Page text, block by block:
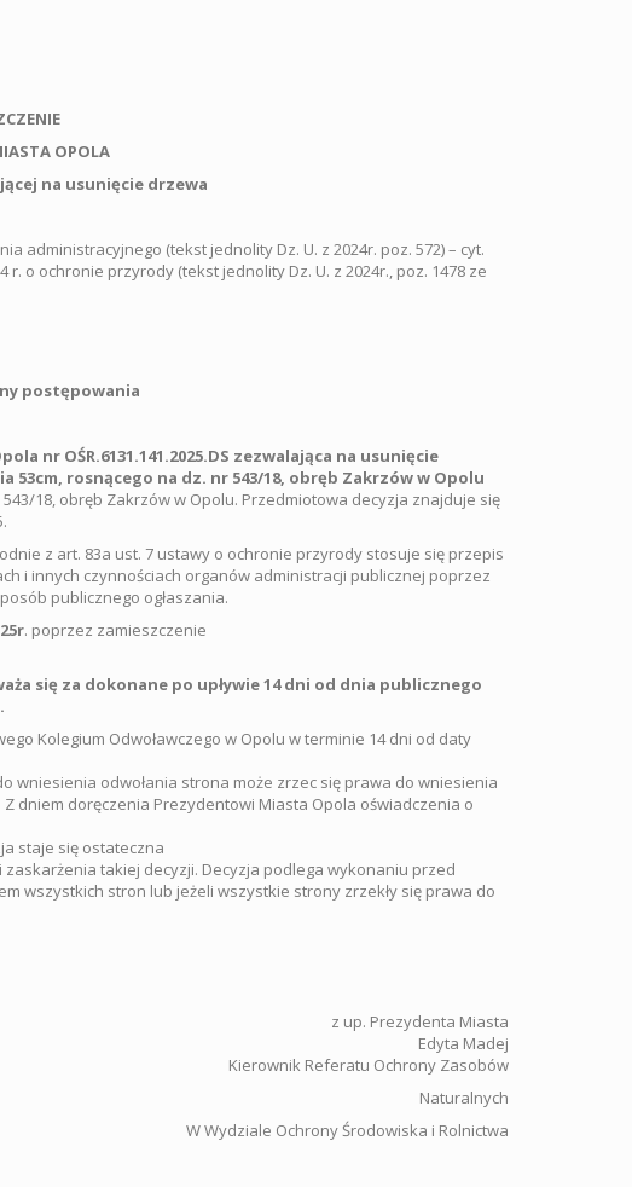
OPOLA
na usunięcie drzewa
administracyjnego (tekst jednolity Dz. U. z 2024r. poz. 572) – cyt.
o ochronie przyrody (tekst jednolity Dz. U. z 2024r., poz. 1478 ze
postępowania
nr OŚR.6131.141.2025.DS zezwalająca na usunięcie
rosnącego na dz. nr 543/18, obręb Zakrzów w Opolu
18, obręb Zakrzów w Opolu. Przedmiotowa decyzja znajduje się
z art. 83a ust. 7 ustawy o ochronie przyrody stosuje się przepis
i innych czynnościach organów administracji publicznej poprzez
publicznego ogłaszania.
. poprzez zamieszczenie
się za dokonane po upływie 14 dni od dnia publicznego
Kolegium Odwoławczego w Opolu w terminie 14 dni od daty
wniesienia odwołania strona może zrzec się prawa do wniesienia
dniem doręczenia Prezydentowi Miasta Opola oświadczenia o
staje się ostateczna
takiej decyzji. Decyzja podlega wykonaniu przed
wszystkich stron lub jeżeli wszystkie strony zrzekły się prawa do
z up. Prezydenta Miasta
Edyta Madej
Kierownik Referatu Ochrony Zasobów
Naturalnych
W Wydziale Ochrony Środowiska i Rolnictwa